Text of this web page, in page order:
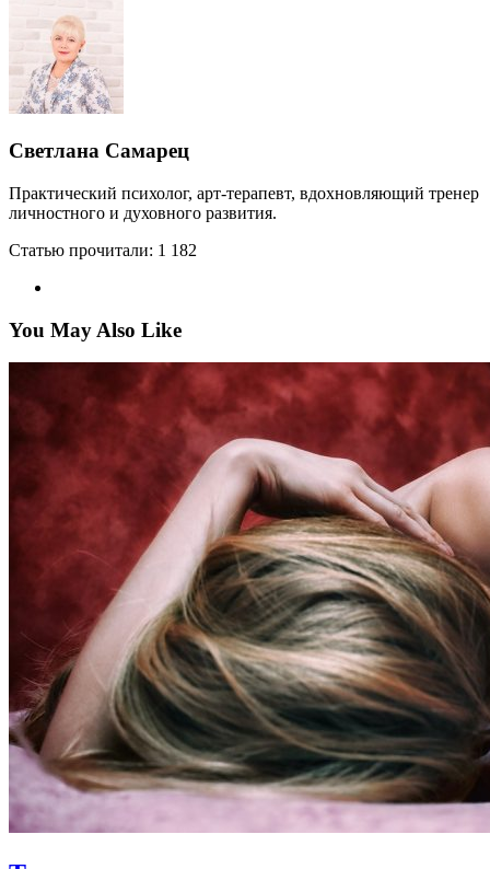
Светлана Самарец
Практический психолог, арт-терапевт, вдохновляющий тренер
личностного и духовного развития.
Статью прочитали: 1 182
You May Also Like